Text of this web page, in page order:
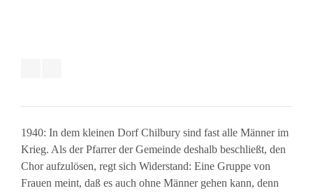
1940: In dem kleinen Dorf Chilbury sind fast alle Männer im
Krieg. Als der Pfarrer der Gemeinde deshalb beschließt, den
Chor aufzulösen, regt sich Widerstand: Eine Gruppe von
Frauen meint, daß es auch ohne Männer gehen kann, denn